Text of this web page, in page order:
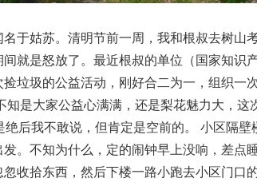
名于姑苏。清明节前一周，我和根叔去树山
就是怒放了。最近根叔的单位（国家知识
垃圾的公益活动，刚好合二为一，组织一
知是大家公益心满满，还是梨花魅力大，这
绝后我不敢说，但肯定是空前的。 小区隔
。不知为什么，定的闹钟早上没响，差点
忽收拾东西，然后下楼一路小跑去小区门口